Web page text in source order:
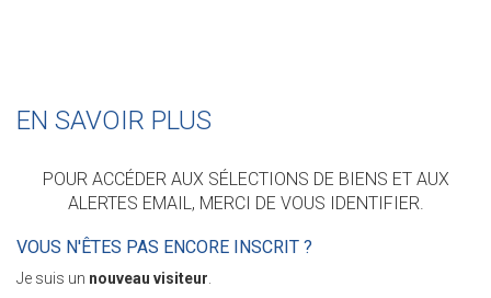
EN SAVOIR PLUS
POUR ACCÉDER AUX SÉLECTIONS DE BIENS ET AUX
ALERTES EMAIL, MERCI DE VOUS IDENTIFIER.
VOUS N'ÊTES PAS ENCORE INSCRIT ?
Je suis un nouveau visiteur.